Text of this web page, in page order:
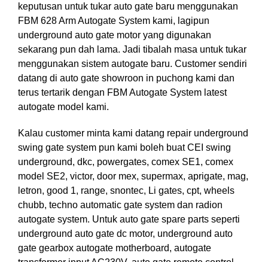
keputusan untuk tukar auto gate baru menggunakan
FBM 628 Arm Autogate System kami, lagipun
underground auto gate motor yang digunakan
sekarang pun dah lama. Jadi tibalah masa untuk tukar
menggunakan sistem autogate baru. Customer sendiri
datang di auto gate showroon in puchong kami dan
terus tertarik dengan FBM Autogate System latest
autogate model kami.
Kalau customer minta kami datang repair underground
swing gate system pun kami boleh buat CEI swing
underground, dkc, powergates, comex SE1, comex
model SE2, victor, door mex, supermax, aprigate, mag,
letron, good 1, range, snontec, Li gates, cpt, wheels
chubb, techno automatic gate system dan radion
autogate system. Untuk auto gate spare parts seperti
underground auto gate dc motor, underground auto
gate gearbox autogate motherboard, autogate